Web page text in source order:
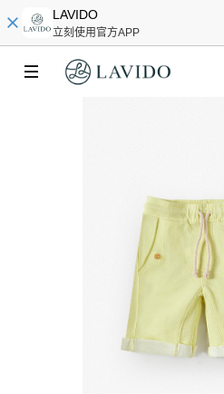
LAVIDO
立刻使用官方APP